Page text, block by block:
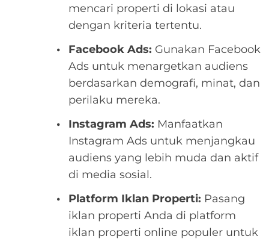
mencari properti di lokasi atau
dengan kriteria tertentu.
Facebook Ads: Gunakan Facebook
Ads untuk menargetkan audiens
berdasarkan demografi, minat, dan
perilaku mereka.
Instagram Ads: Manfaatkan
Instagram Ads untuk menjangkau
audiens yang lebih muda dan aktif
di media sosial.
Platform Iklan Properti: Pasang
iklan properti Anda di platform
iklan properti online populer untuk